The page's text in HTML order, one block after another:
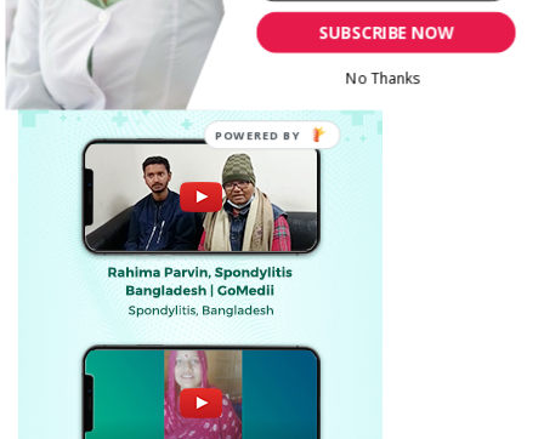
SUBSCRIBE NOW
No Thanks
POWERED BY